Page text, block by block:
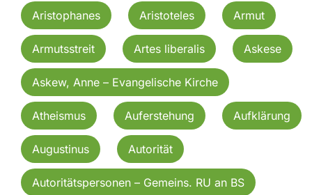
Aristophanes Aristoteles Armut
Armutsstreit Artes liberalis Askese
Askew, Anne – Evangelische Kirche
Atheismus Auferstehung Aufklärung
Augustinus Autorität
Autoritätspersonen – Gemeins. RU an BS